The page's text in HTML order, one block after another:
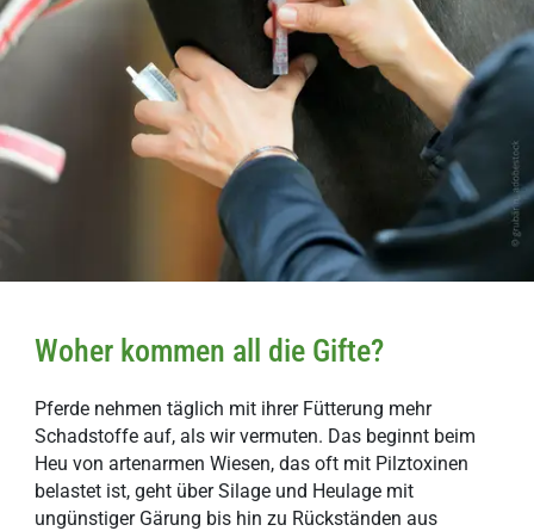
Woher kommen all die Gifte?
Pferde nehmen täglich mit ihrer Fütterung mehr
Schadstoffe auf, als wir vermuten. Das beginnt beim
Heu von artenarmen Wiesen, das oft mit Pilztoxinen
belastet ist, geht über Silage und Heulage mit
ungünstiger Gärung bis hin zu Rückständen aus